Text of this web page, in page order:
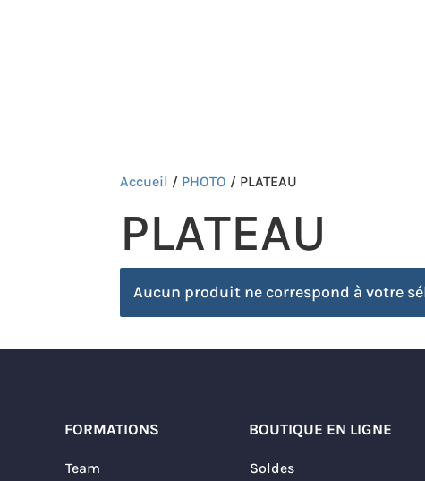
Accueil / PHOTO / PLATEAU
PLATEAU
Aucun produit ne correspond à votre
FORMATIONS
Team
BOUTIQUE EN LIGNE
Soldes